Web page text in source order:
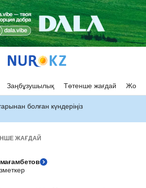
Заңбұзушылық Төтенше жағдай Жол
болған күндеріңіз
ЖАҒДАЙ